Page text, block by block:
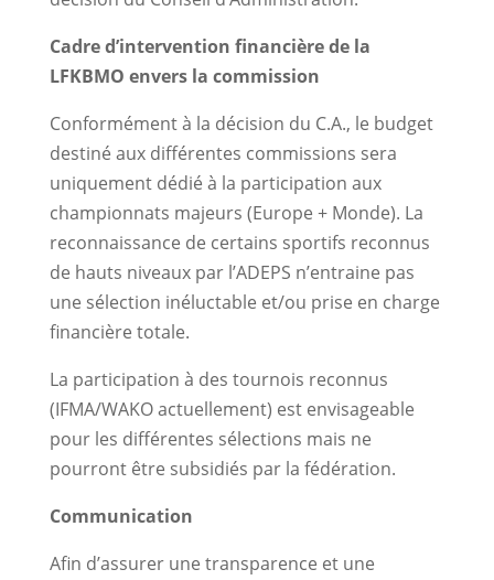
Cadre d’intervention financière de la
LFKBMO envers la commission
Conformément à la décision du C.A., le budget
destiné aux différentes commissions sera
uniquement dédié à la participation aux
championnats majeurs (Europe + Monde). La
reconnaissance de certains sportifs reconnus
de hauts niveaux par l’ADEPS n’entraine pas
une sélection inéluctable et/ou prise en charge
financière totale.
La participation à des tournois reconnus
(IFMA/WAKO actuellement) est envisageable
pour les différentes sélections mais ne
pourront être subsidiés par la fédération.
Communication
Afin d’assurer une transparence et une